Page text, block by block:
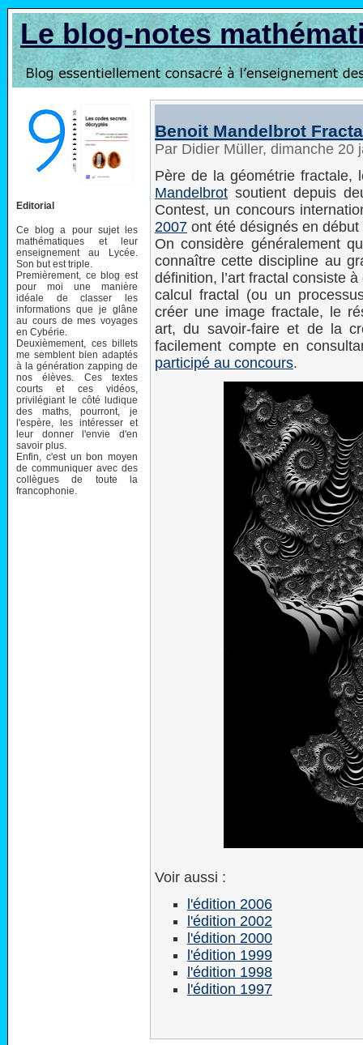
Le blog-notes
Editorial
Ce blog a pour sujet les
mathématiques et leur
enseignement au Lycée.
Son but est triple.
Premièrement, ce blog est
pour moi une manière
idéale de classer les
informations que je glâne
au cours de mes voyages
en Cybérie.
Deuxièmement, ces billets
me semblent bien adaptés
à la génération zapping de
nos élèves. Ces textes
courts et ces vidéos,
privilégiant le côté ludique
des maths, pourront, je
l'espère, les intéresser et
leur donner l'envie d'en
savoir plus.
Enfin, c'est un bon moyen
de communiquer avec des
collègues de toute la
francophonie.
Benoit Mandelbrot
Par Didier Müller, dimanche 20
Père de la géométrie fractale,
Mandelbrot soutient depuis
Contest, un concours
2007 ont été désignés en début
On considère généralement
connaître cette discipline au
définition, l’art fractal consiste
calcul fractal (ou un
créer une image fractale, le
art, du savoir-faire et de la
facilement compte en
participé au concours.
Voir aussi :
l'édition 2006
l'édition 2002
l'édition 2000
l'édition 1999
l'édition 1998
l'édition 1997